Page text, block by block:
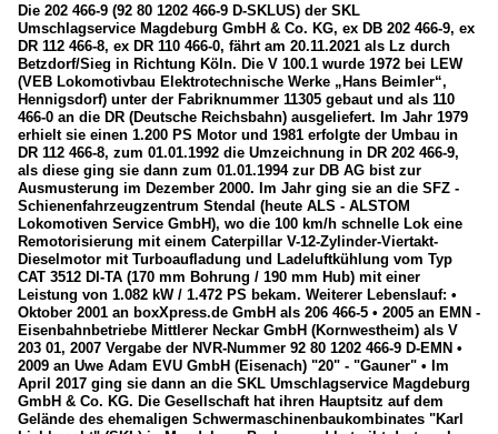
Die 202 466-9 (92 80 1202 466-9 D-SKLUS) der SKL
Umschlagservice Magdeburg GmbH & Co. KG, ex DB 202 466-9, ex
DR 112 466-8, ex DR 110 466-0, fährt am 20.11.2021 als Lz durch
Betzdorf/Sieg in Richtung Köln. Die V 100.1 wurde 1972 bei LEW
(VEB Lokomotivbau Elektrotechnische Werke „Hans Beimler“,
Hennigsdorf) unter der Fabriknummer 11305 gebaut und als 110
466-0 an die DR (Deutsche Reichsbahn) ausgeliefert. Im Jahr 1979
erhielt sie einen 1.200 PS Motor und 1981 erfolgte der Umbau in
DR 112 466-8, zum 01.01.1992 die Umzeichnung in DR 202 466-9,
als diese ging sie dann zum 01.01.1994 zur DB AG bist zur
Ausmusterung im Dezember 2000. Im Jahr ging sie an die SFZ -
Schienenfahrzeugzentrum Stendal (heute ALS - ALSTOM
Lokomotiven Service GmbH), wo die 100 km/h schnelle Lok eine
Remotorisierung mit einem Caterpillar V-12-Zylinder-Viertakt-
Dieselmotor mit Turboaufladung und Ladeluftkühlung vom Typ
CAT 3512 DI-TA (170 mm Bohrung / 190 mm Hub) mit einer
Leistung von 1.082 kW / 1.472 PS bekam. Weiterer Lebenslauf: •
Oktober 2001 an boxXpress.de GmbH als 206 466-5 • 2005 an EMN -
Eisenbahnbetriebe Mittlerer Neckar GmbH (Kornwestheim) als V
203 01, 2007 Vergabe der NVR-Nummer 92 80 1202 466-9 D-EMN •
2009 an Uwe Adam EVU GmbH (Eisenach) "20" - "Gauner" • Im
April 2017 ging sie dann an die SKL Umschlagservice Magdeburg
GmbH & Co. KG. Die Gesellschaft hat ihren Hauptsitz auf dem
Gelände des ehemaligen Schwermaschinenbaukombinates "Karl